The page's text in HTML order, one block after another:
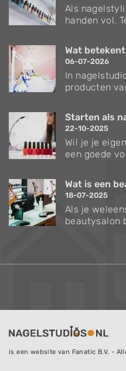
Als
handen vol.
Wat
06-07-2026
In
producten
Starten als
22-10-2025
Wil je je
een goede
Wat is een
18-07-2025
Als je
beautysalon
is een website van Fanatic B.V. -